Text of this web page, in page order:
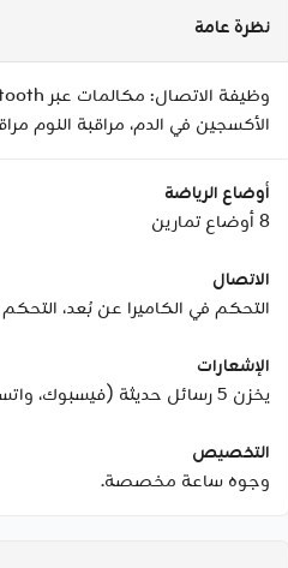
نظرة عامة
الأكسجين في الدم، مراقبة النوم
أوضاع الرياضة
8 أوضاع تمارين
الاتصال
التحكم في الكاميرا عن بُعد،
الإشعارات
يخزن 5 رسائل حديثة (فيسبوك، واتساب، إلخ.)
التخصيص
وجوه ساعة مخصصة.